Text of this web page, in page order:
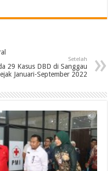
Setelah
29 Kasus DBD di Sanggau
Januari-September 2022